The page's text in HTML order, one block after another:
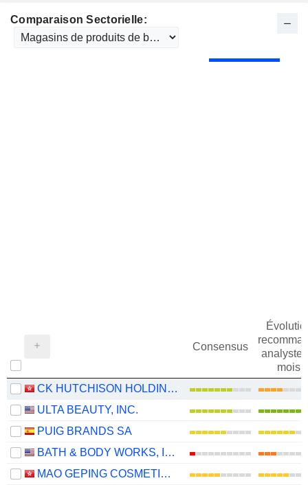
Comparaison Sectorielle:
Consensus
mois
CK HUTCHISON HOLDINGS LIMITED
ULTA BEAUTY, INC.
PUIG BRANDS SA
BATH & BODY WORKS, INC.
MAO GEPING COSMETICS CO., LTD.